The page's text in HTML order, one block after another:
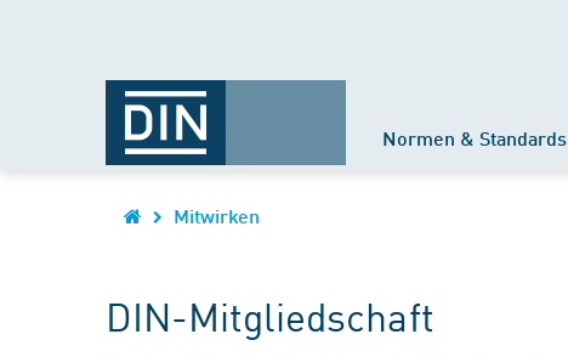
Normen & Standards
Mitwirken
DIN-Mitgliedschaft